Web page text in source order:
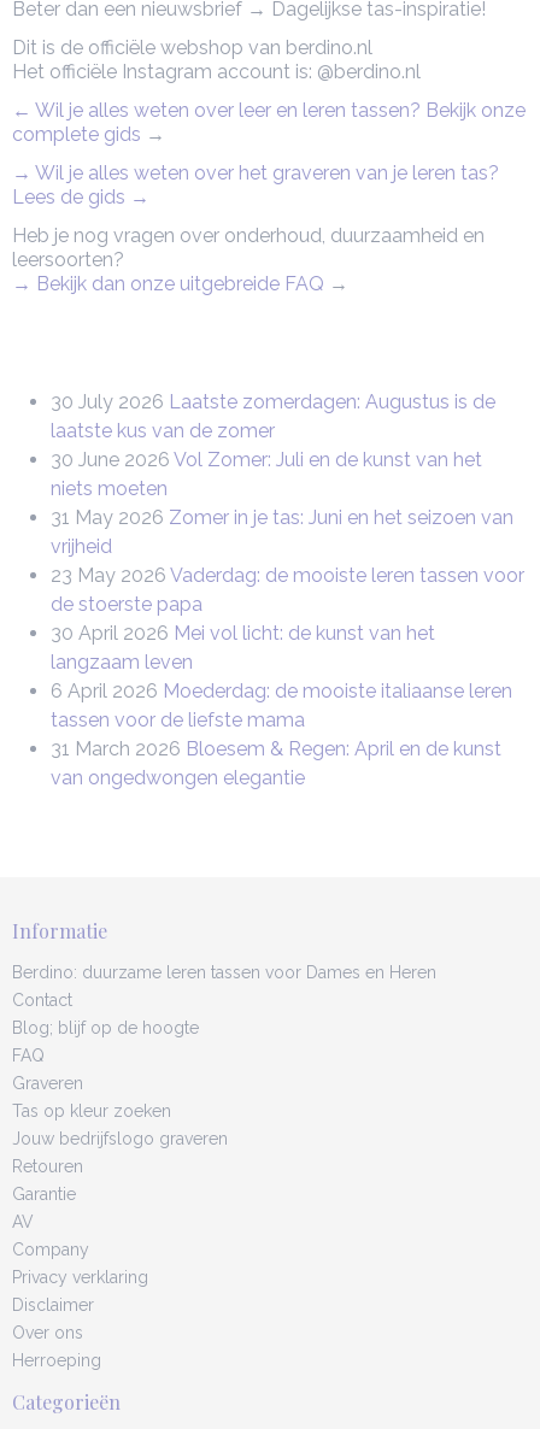
Beter dan een nieuwsbrief → Dagelijkse tas-inspiratie!
Dit is de officiële webshop van berdino.nl
Het officiële Instagram account is: @berdino.nl
← Wil je alles weten over leer en leren tassen? Bekijk onze
complete gids →
→ Wil je alles weten over het graveren van je leren tas?
Lees de gids →
Heb je nog vragen over onderhoud, duurzaamheid en
leersoorten?
→ Bekijk dan onze uitgebreide FAQ →
30 July 2026 Laatste zomerdagen: Augustus is de
laatste kus van de zomer
30 June 2026 Vol Zomer: Juli en de kunst van het
niets moeten
31 May 2026 Zomer in je tas: Juni en het seizoen van
vrijheid
23 May 2026 Vaderdag: de mooiste leren tassen voor
de stoerste papa
30 April 2026 Mei vol licht: de kunst van het
langzaam leven
6 April 2026 Moederdag: de mooiste italiaanse leren
tassen voor de liefste mama
31 March 2026 Bloesem & Regen: April en de kunst
van ongedwongen elegantie
Informatie
Berdino: duurzame leren tassen voor Dames en Heren
Contact
Blog; blijf op de hoogte
FAQ
Graveren
Tas op kleur zoeken
Jouw bedrijfslogo graveren
Retouren
Garantie
AV
Company
Privacy verklaring
Disclaimer
Over ons
Herroeping
Categorieën